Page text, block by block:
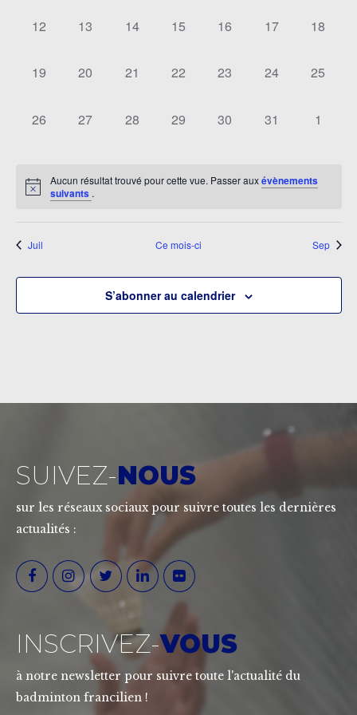
0
12
0
13
0
14
0
15
0
16
0
17
0
18
0
19
0
20
0
21
0
22
0
23
0
24
0
25
0
26
0
27
0
28
0
29
0
30
0
31
0
1
Aucun résultat trouvé pour cette vue. Passer auxévènements
suivants .
Juil Ce mois-ci Sep
S’abonner au calendrier
SUIVEZ-NOUS
sur les réseaux sociaux pour suivre toutes les dernières
actualités :
INSCRIVEZ-VOUS
à notre newsletter pour suivre toute l'actualité du
badminton francilien !